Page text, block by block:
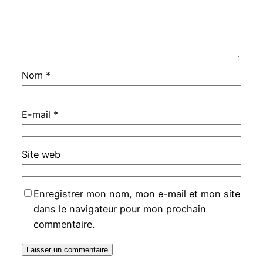
Nom *
E-mail *
Site web
Enregistrer mon nom, mon e-mail et mon site
dans le navigateur pour mon prochain
commentaire.